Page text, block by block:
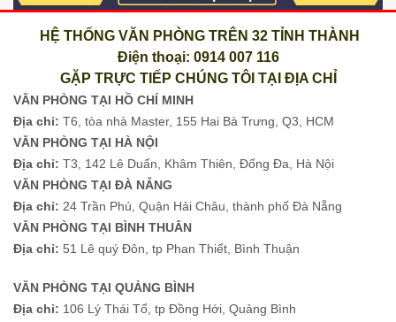
HỆ THỐNG VĂN PHÒNG TRÊN 32 TỈNH THÀNH
Điện thoại: 0914 007 116
GẶP TRỰC TIẾP CHÚNG TÔI TẠI ĐỊA CHỈ
VĂN PHÒNG TẠI HỒ CHÍ MINH
Địa chỉ: T6, tòa nhà Master, 155 Hai Bà Trưng, Q3, HCM
VĂN PHÒNG TẠI HÀ NỘI
Địa chỉ: T3, 142 Lê Duẩn, Khâm Thiên, Đống Đa, Hà Nội
VĂN PHÒNG TẠI ĐÀ NẴNG
Địa chỉ: 24 Trần Phú, Quận Hải Châu, thành phố Đà Nẵng
VĂN PHÒNG TẠI BÌNH THUÂN
Địa chỉ: 51 Lê quý Đôn, tp Phan Thiết, Bình Thuận
VĂN PHÒNG TẠI QUẢNG BÌNH
Địa chỉ: 106 Lý Thái Tổ, tp Đồng Hới, Quảng Bình